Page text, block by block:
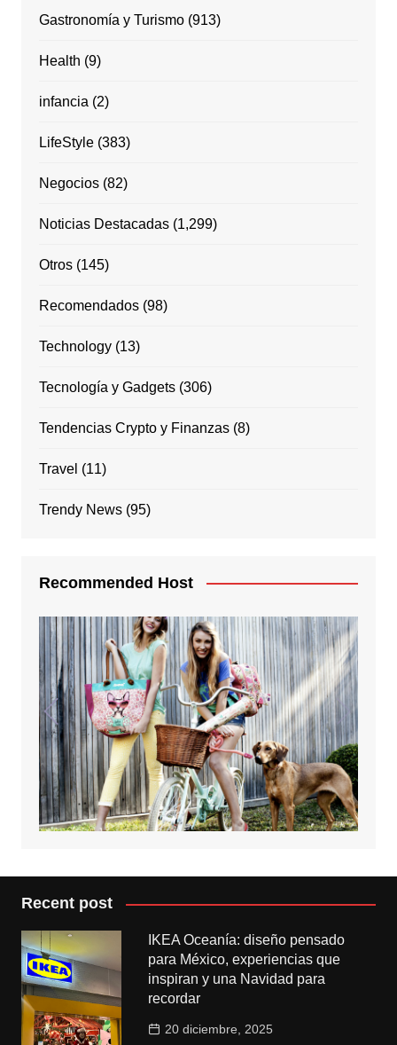
Gastronomía y Turismo(913)
Health (9)
infancia (2)
LifeStyle(383)
Negocios(82)
Noticias Destacadas(1,299)
Otros(145)
Recomendados(98)
Technology(13)
Tecnología y Gadgets(306)
Tendencias Crypto y Finanzas(8)
Travel (11)
Trendy News(95)
Recommended Host
Recent post
IKEA Oceanía: diseño pensado
para México, experiencias que
inspiran y una Navidad para
recordar
20 diciembre, 2025